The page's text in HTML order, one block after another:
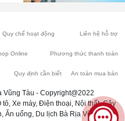
Quy chế hoạt động Liên hệ hỗ trợ
Online Phương thức thanh toán
Quy định cần biết An toàn mua bán
Tàu - Copyright@2022
Xe máy, Điện thoại, Nội thất, Cây
Ăn uống, Du lịch Bà Rịa Vũng Tàu